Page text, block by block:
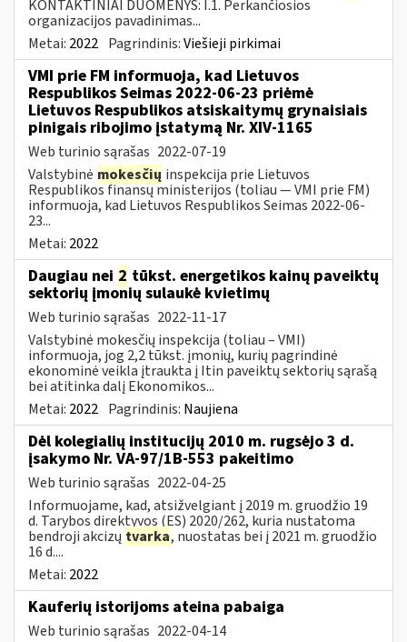
KONTAKTINIAI DUOMENYS: I.1. Perkančiosios
organizacijos pavadinimas...
Metai: 2022 Pagrindinis:Viešieji pirkimai
VMI prie FM informuoja, kad Lietuvos
Respublikos Seimas 2022-06-23 priėmė
Lietuvos Respublikos atsiskaitymų grynaisiais
pinigais ribojimo įstatymą Nr. XIV-1165
Web turinio sąrašas 2022-07-19
Valstybinė mokesčių inspekcija prie Lietuvos
Respublikos finansų ministerijos (toliau — VMI prie FM)
informuoja, kad Lietuvos Respublikos Seimas 2022-06-
23...
Metai: 2022
Daugiau nei 2 tūkst. energetikos kainų paveiktų
sektorių įmonių sulaukė kvietimų
Web turinio sąrašas 2022-11-17
Valstybinė mokesčių inspekcija (toliau – VMI)
informuoja, jog 2,2 tūkst. įmonių, kurių pagrindinė
ekonominė veikla įtraukta į Itin paveiktų sektorių sąrašą
bei atitinka dalį Ekonomikos...
Metai: 2022 Pagrindinis: Naujiena
Dėl kolegialių institucijų 2010 m. rugsėjo 3 d.
įsakymo Nr. VA-97/1B-553 pakeitimo
Web turinio sąrašas 2022-04-25
Informuojame, kad, atsižvelgiant į 2019 m. gruodžio 19
d. Tarybos direktyvos (ES) 2020/262, kuria nustatoma
bendroji akcizų tvarka, nuostatas bei į 2021 m. gruodžio
16 d....
Metai: 2022
Kauferių istorijoms ateina pabaiga
Web turinio sąrašas 2022-04-14